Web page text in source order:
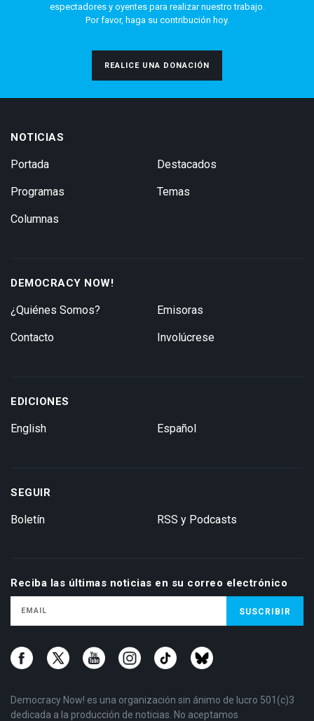
espectadores y oyentes para realizar nuestro trabajo.
Por favor, haga su contribución hoy.
REALICE UNA DONACIÓN
NOTICIAS
Portada
Programas
Columnas
Destacados
Temas
DEMOCRACY NOW!
¿Quiénes Somos?
Contacto
Emisoras
Involúcrese
EDICIONES
English Español
SEGUIR
Boletín RSS y Podcasts
Reciba las últimas noticias en su correo electrónico
Democracy Now! es una organización sin ánimo de lucro 501(c)3
dedicada a la producción de noticias. No aceptamos